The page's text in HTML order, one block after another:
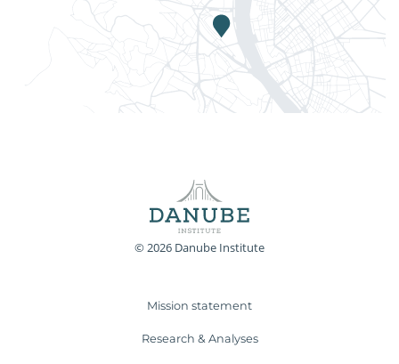
© 2026 Danube Institute
Mission statement
Research & Analyses